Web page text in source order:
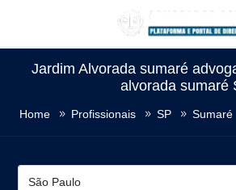
Jardim Alvorada sumaré
alvorada sumaré
Home Profissionais SP Sumaré